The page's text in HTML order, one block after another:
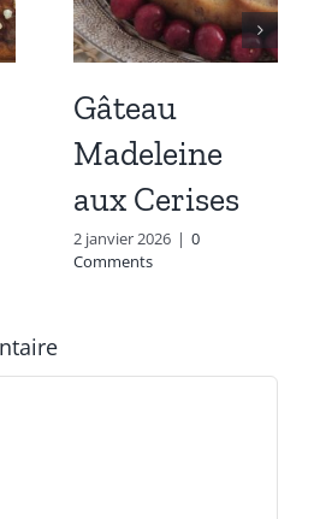
Gâteau
Madeleine
aux Cerises
2 janvier 2026 | 0
Comments